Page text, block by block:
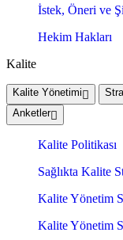
İstek, Öneri ve
Hekim Hakları
Kalite
Kalite Yönetimi
Anketler
Kalite Politikası
Sağlıkta Kalite
Kalite Yönetim
Kalite Yönetim